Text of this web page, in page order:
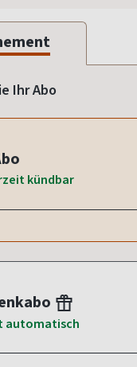
Ihr Abo
kündbar
automatisch